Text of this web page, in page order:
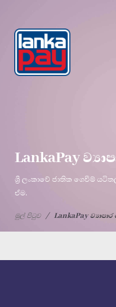
LankaPay
ශ්‍රී ලංකාවේ ජාතික ගෙවීම්
ඒම.
මුල් පිටුව LankaPay